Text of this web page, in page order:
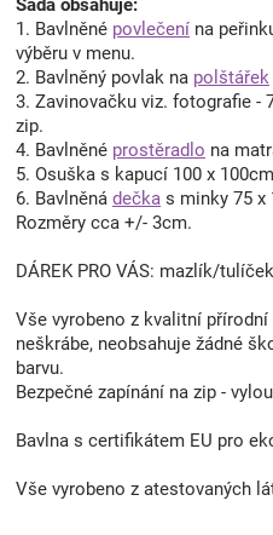
1. Bavlněné povlečení na
výběru v menu.
2. Bavlněný povlak na polštářek
3. Zavinovačku viz. fotografie -
zip.
4. Bavlněné prostěradlo na
5. Osuška s kapucí 100 x
6. Bavlněná dečka s minky 75 x
Rozměry cca +/- 3cm.
DÁREK PRO VÁS: mazlík/
Vše vyrobeno z kvalitní
neškrábe, neobsahuje žádné
barvu.
Bezpečné zapínání na zip -
Bavlna s certifikátem EU pro
Vše vyrobeno z atestovaných